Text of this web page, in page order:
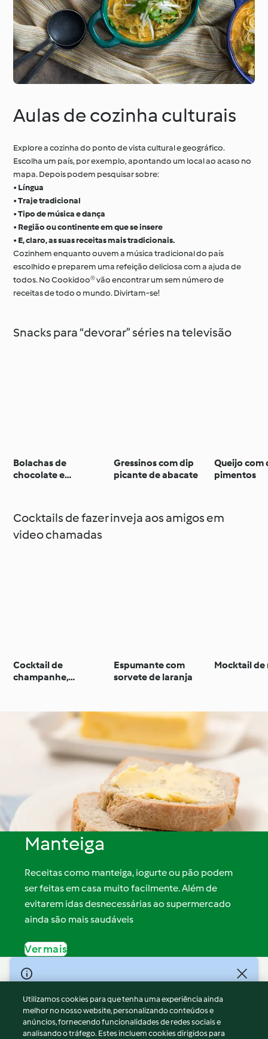
Aulas de cozinha culturais
Explore a cozinha do ponto de vista cultural e geográfico.
Escolha um país, por exemplo, apontando um local ao acaso no
mapa. Depois podem pesquisar sobre:
• Língua
•Traje tradicional
•Tipo de música e dança
• Região ou continente em que se insere
• E, claro, as suas receitas mais tradicionais.
Cozinhem enquanto ouvem a música tradicional do país
escolhido e preparem uma refeição deliciosa com a ajuda de
todos. No Cookidoo® vão encontrar um sem número de
receitas de todo o mundo. Divirtam-se!
Snacks para “devorar” séries na televisão
Bolachas de
chocolate e
Gressinos com dip
picante de abacate
Queijo com
pimentos
Cocktails de fazer inveja aos amigos em
video chamadas
Cocktail de
champanhe,
Espumante com
sorvete de laranja
Mocktail de
Manteiga
Receitas como manteiga, iogurte ou pão podem
ser feitas em casa muito facilmente. Além de
evitarem idas desnecessárias ao supermercado
ainda são mais saudáveis
Ver mais
© Copyright 2026
Termos de Utilização
Aviso sobre Proteção de Dados
Aviso
Utilizamos cookies para que tenha uma experiência ainda
melhor no nosso website, personalizando conteúdos e
anúncios, fornecendo funcionalidades de redes sociais e
analisando o tráfego. Estes incluem cookies dirigidos para